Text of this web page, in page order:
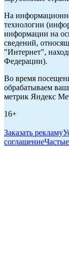
На
технологии
информации на
сведений,
"Интернет",
Федерации).
Во время
обрабатываем
метрик Яндекс
16+
Заказать рекламу
соглашение